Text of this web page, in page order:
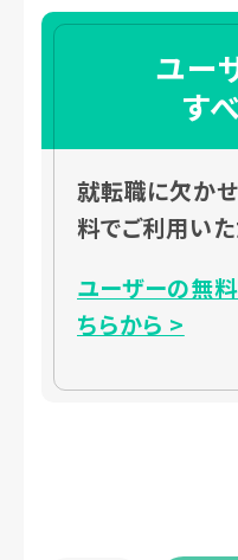
ユー
す
就転職に欠か
料でご利用いた
ユーザーの無
ちらから >